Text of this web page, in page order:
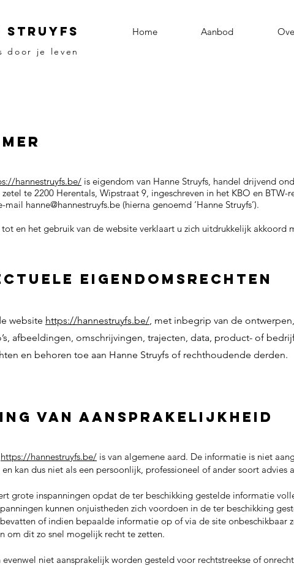
STRUYFS Home Aanbod
door je leven
hannestruyfs.be/ is eigendom van Hanne Struyfs, handel drijvend
te 2200 Herentals, Wipstraat 9, ingeschreven in het KBO en BTW-
mail hanne@hannestruyfs.be (hierna genoemd ‘Hanne Struyfs’).
en het gebruik van de website verklaart u zich uitdrukkelijk akkoord
eigendomsrechten
website https://hannestruyfs.be/, met inbegrip van de
afbeeldingen, omschrijvingen, trajecten, data, product- of
en behoren toe aan Hanne Struyfs of rechthoudende derden.
van aansprakelijkheid
https://hannestruyfs.be/ is van algemene aard. De informatie is niet
kan dus niet als een persoonlijk, professioneel of ander soort advies
grote inspanningen opdat de ter beschikking gestelde informatie
kunnen onjuistheden zich voordoen in de ter beschikking
of indien bepaalde informatie op of via de site onbeschikbaar
om dit zo snel mogelijk recht te zetten.
evenwel niet aansprakelijk worden gesteld voor rechtstreekse of